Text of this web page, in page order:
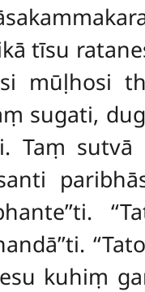
tīsu
mūḷhosi
sugati,
Taṃ sutvā
kuhiṃ